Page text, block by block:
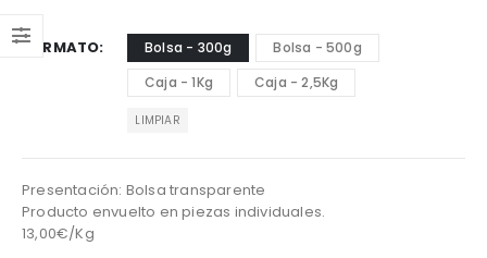
FORMATO Bolsa - 300g
Bolsa - 500g
Caja - 1Kg
Caja - 2,5Kg
LIMPIAR
Presentación: Bolsa transparente
Producto envuelto en piezas individuales.
13,00€/Kg